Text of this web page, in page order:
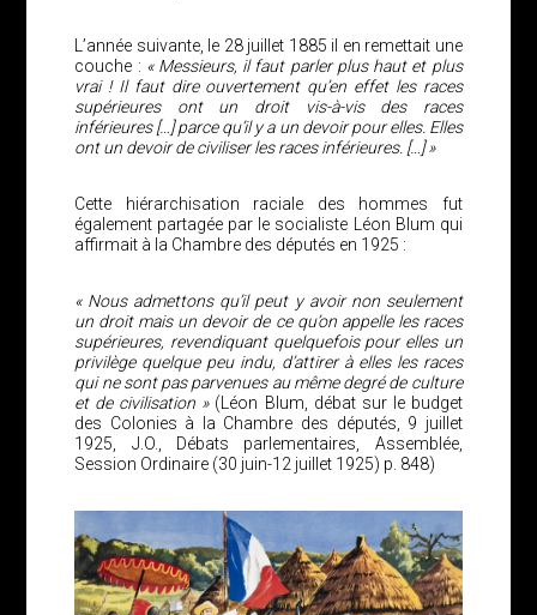
L’année suivante, le 28 juillet 1885 il en remettait une
couche : « Messieurs, il faut parler plus haut et plus
vrai ! Il faut dire ouvertement qu’en effet les races
supérieures ont un droit vis-à-vis des races
inférieures […] parce qu’il y a un devoir pour elles. Elles
ont un devoir de civiliser les races inférieures. […] »
Cette hiérarchisation raciale des hommes fut
également partagée par le socialiste Léon Blum qui
affirmait à la Chambre des députés en 1925 :
« Nous admettons qu’il peut y avoir non seulement
un droit mais un devoir de ce qu’on appelle les races
supérieures, revendiquant quelquefois pour elles un
privilège quelque peu indu, d’attirer à elles les races
qui ne sont pas parvenues au même degré de culture
et de civilisation » (Léon Blum, débat sur le budget
des Colonies à la Chambre des députés, 9 juillet
1925, J.O., Débats parlementaires, Assemblée,
Session Ordinaire (30 juin-12 juillet 1925) p. 848)